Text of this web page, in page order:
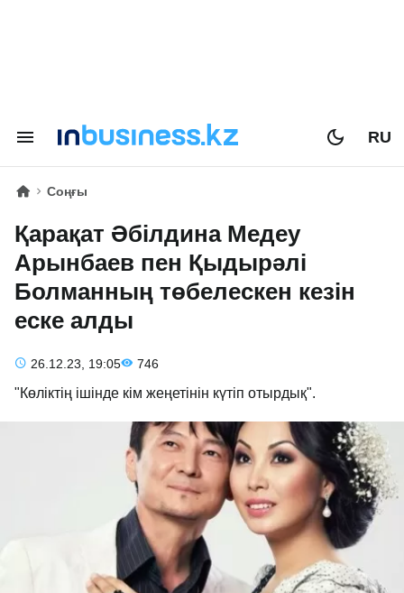
RU
Соңғы
Қарақат Әбілдина Медеу
Арынбаев пен Қыдырәлі
Болманның төбелескен кезін
еске алды
26.12.23, 19:05 746
"Көліктің ішінде кім жеңетінін күтіп отырдық".